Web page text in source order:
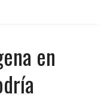
en